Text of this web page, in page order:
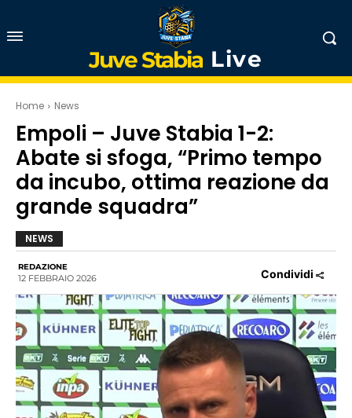
Juve Stabia Live
Home News
Empoli – Juve Stabia 1-2:
Abate si sfoga, “Primo tempo
da incubo, ottima reazione da
grande squadra”
NEWS
REDAZIONE
12 FEBBRAIO 2026 Condividi